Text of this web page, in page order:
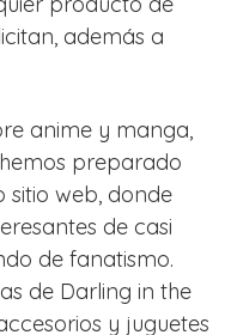
además a
anime y manga,
preparado
sitio web, donde
de casi
de fanatismo.
de Darling in the
y juguetes